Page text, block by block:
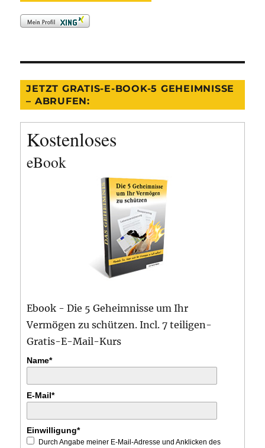
JETZT GRATIS-E-BOOK-5 GEHEIMNISSE
– ABRUFEN:
Kostenloses
eBook
Ebook - Die 5 Geheimnisse um Ihr
Vermögen zu schützen. Incl. 7 teiligen-
Gratis-E-Mail-Kurs
Name*
E-Mail*
Einwilligung*
Durch Angabe meiner E-Mail-Adresse und Anklicken des